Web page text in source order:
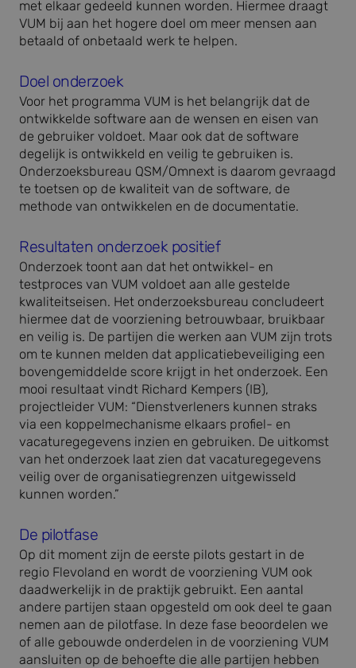
met elkaar gedeeld kunnen worden. Hiermee draagt
VUM bij aan het hogere doel om meer mensen aan
betaald of onbetaald werk te helpen.
Doel onderzoek
Voor het programma VUM is het belangrijk dat de
ontwikkelde software aan de wensen en eisen van
de gebruiker voldoet. Maar ook dat de software
degelijk is ontwikkeld en veilig te gebruiken is.
Onderzoeksbureau QSM/Omnext is daarom gevraagd
te toetsen op de kwaliteit van de software, de
methode van ontwikkelen en de documentatie.
Resultaten onderzoek positief
Onderzoek toont aan dat het ontwikkel- en
testproces van VUM voldoet aan alle gestelde
kwaliteitseisen. Het onderzoeksbureau concludeert
hiermee dat de voorziening betrouwbaar, bruikbaar
en veilig is. De partijen die werken aan VUM zijn trots
om te kunnen melden dat applicatiebeveiliging een
bovengemiddelde score krijgt in het onderzoek. Een
mooi resultaat vindt Richard Kempers (IB),
projectleider VUM: “Dienstverleners kunnen straks
via een koppelmechanisme elkaars profiel- en
vacaturegegevens inzien en gebruiken. De uitkomst
van het onderzoek laat zien dat vacaturegegevens
veilig over de organisatiegrenzen uitgewisseld
kunnen worden.”
De pilotfase
Op dit moment zijn de eerste pilots gestart in de
regio Flevoland en wordt de voorziening VUM ook
daadwerkelijk in de praktijk gebruikt. Een aantal
andere partijen staan opgesteld om ook deel te gaan
nemen aan de pilotfase. In deze fase beoordelen we
of alle gebouwde onderdelen in de voorziening VUM
aansluiten op de behoefte die alle partijen hebben